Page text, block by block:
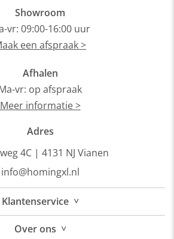
Showroom
vr: 09:00-16:00 uur
een afspraak >
Afhalen
vr: op afspraak
Meer informatie >
Adres
4C | 4131 NJ Vianen
info@homingxl.nl
Klantenservice ˅
Overons ˅